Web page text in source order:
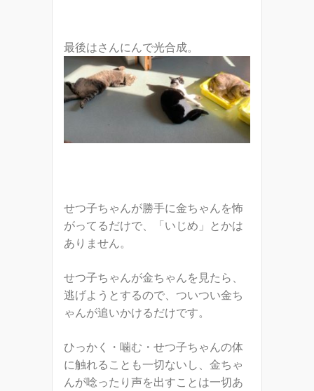
最後はさんにんで光合成。
せつ子ちゃんが勝手に金ちゃんを怖
がってるだけで、「いじめ」とかは
ありません。
せつ子ちゃんが金ちゃんを見たら、
逃げようとするので、ついつい金ち
ゃんが追いかけるだけです。
ひっかく・噛む・せつ子ちゃんの体
に触れることも一切ないし、金ちゃ
んが唸ったり声を出すことは一切あ